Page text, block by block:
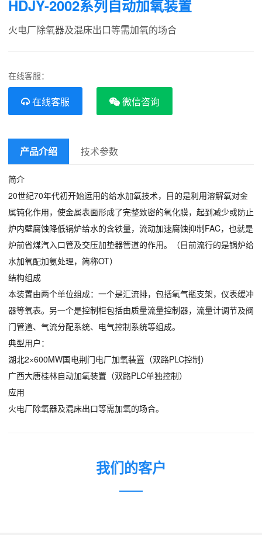
HDJY-2002系列自动加氧装置
火电厂除氧器及混床出口等需加氧的场合
在线客服：
在线客服 微信咨询
产品介绍 技术参数
简介
20世纪70年代初开始运用的给水加氧技术，目的是利用溶解氧对金
属钝化作用，使金属表面形成了完整致密的氧化膜，起到减少或防止
炉内壁腐蚀降低锅炉给水的含铁量，流动加速腐蚀抑制FAC，也就是
炉前省煤汽入口管及交压加垫器管道的作用。（目前流行的是锅炉给
水加氧配加氨处理，简称OT）
结构组成
本装置由两个单位组成：一个是汇流排，包括氧气瓶支架，仪表缓冲
器等氧表。另一个是控制柜包括由质量流量控制器，流量计调节及阀
门管道、气流分配系统、电气控制系统等组成。
典型用户：
湖北2×600MW国电荆门电厂加氧装置（双路PLC控制）
广西大唐桂林自动加氧装置（双路PLC单独控制）
应用
火电厂除氧器及混床出口等需加氧的场合。
我们的客户